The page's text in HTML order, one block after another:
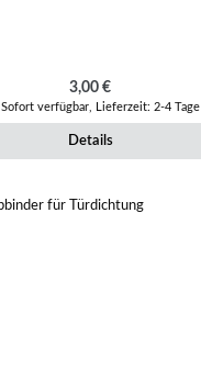
Regulärer Preis:
3,00 €
Sofort verfügbar, Lieferzeit: 2-4 Tage
Details